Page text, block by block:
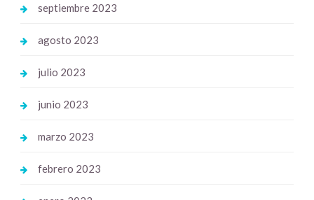
septiembre 2023
agosto 2023
julio 2023
junio 2023
marzo 2023
febrero 2023